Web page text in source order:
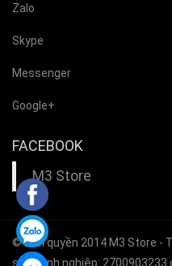
Zalo
Skype
Messenger
Google+
FACEBOOK
M3 Store
© Bản quyền 2014M3 Store -
số doanh nghiệp: 2700903233